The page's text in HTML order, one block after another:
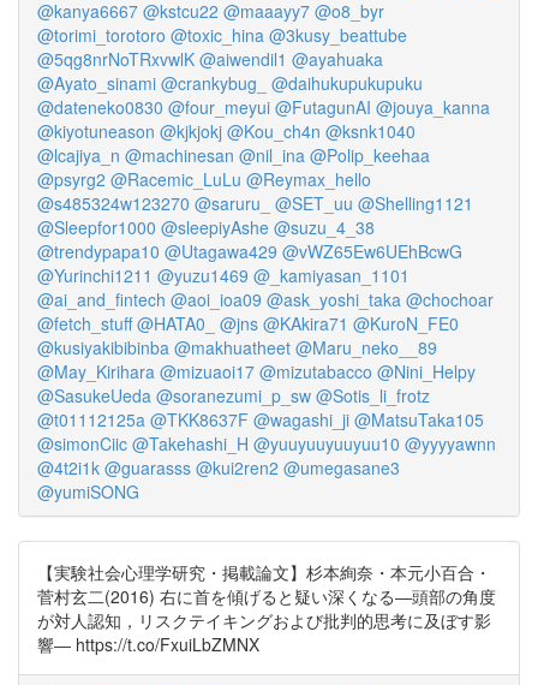
@kanya6667 @kstcu22 @maaayy7 @o8_byr
@torimi_torotoro @toxic_hina @3kusy_beattube
@5qg8nrNoTRxvwlK @aiwendil1 @ayahuaka
@Ayato_sinami @crankybug_
@daihukupukupuku
@dateneko0830 @four_meyui @FutagunAI @jouya_kanna
@kiyotuneason @kjkjokj @Kou_ch4n @ksnk1040
@lcajiya_n @machinesan @nil_ina @Polip_keehaa
@psyrg2 @Racemic_LuLu @Reymax_hello
@s485324w123270 @saruru_ @SET_uu @Shelling1121
@Sleepfor1000 @sleepiyAshe @suzu_4_38
@trendypapa10 @Utagawa429 @vWZ65Ew6UEhBcwG
@Yurinchi1211 @yuzu1469 @_kamiyasan_1101
@ai_and_fintech @aoi_ioa09 @ask_yoshi_taka @chochoar
@fetch_stuff @HATA0_ @jns @KAkira71 @KuroN_FE0
@kusiyakibibinba @makhuatheet @Maru_neko__89
@May_Kirihara @mizuaoi17 @mizutabacco @Nini_Helpy
@SasukeUeda @soranezumi_p_sw @Sotis_li_frotz
@t01112125a @TKK8637F @wagashi_ji @MatsuTaka105
@simonCiic @Takehashi_H @yuuyuuyuuyuu10 @yyyyawnn
@4t2i1k @guarasss @kui2ren2 @umegasane3
@yumiSONG
【実験社会心理学研究・掲載論文】杉本絢奈・本元小百合・
菅村玄二(2016) 右に首を傾げると疑い深くなる―頭部の角度
が対人認知，リスクテイキングおよび批判的思考に及ぼす影
響― https://t.co/FxuiLbZMNX